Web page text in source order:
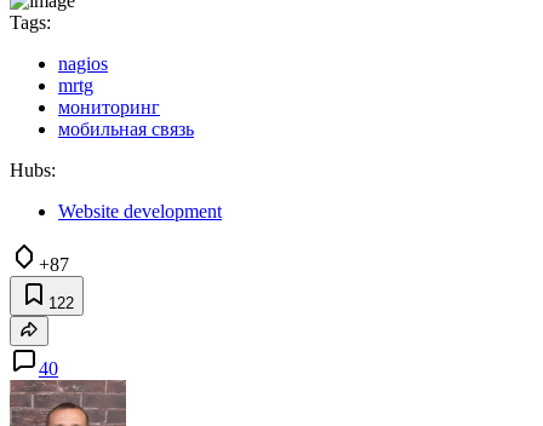
Tags:
nagios
mrtg
мониторинг
мобильная связь
Hubs:
Website development
+87
122
40